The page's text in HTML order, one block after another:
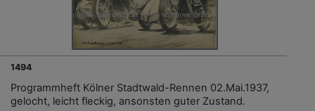
1494
Programmheft Kölner Stadtwald-Rennen 02.Mai.1937,
gelocht, leicht fleckig, ansonsten guter Zustand.